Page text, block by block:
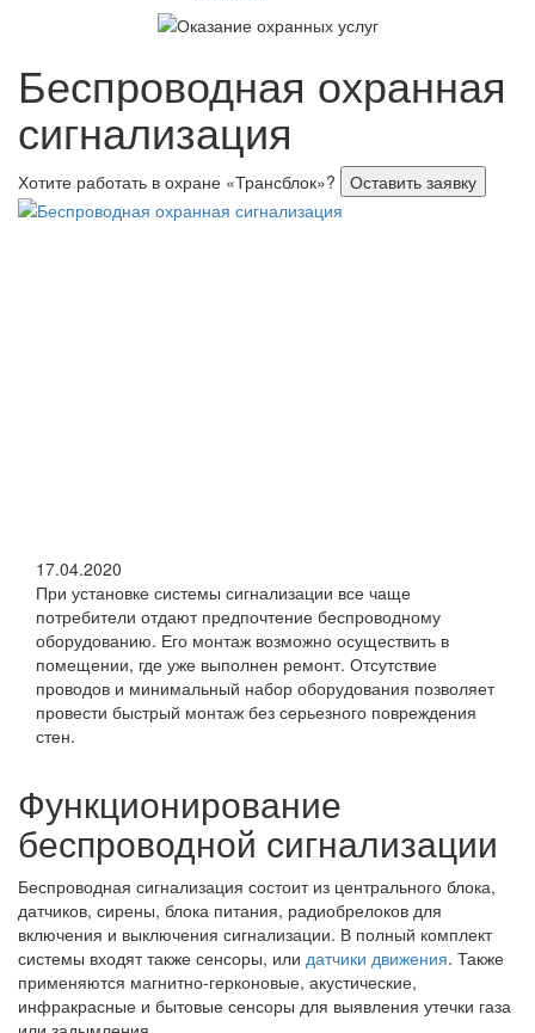
Беспроводная охранная
сигнализация
Хотите работать в охране «Трансблок»? Оставить заявку
17.04.2020
При установке системы сигнализации все чаще
потребители отдают предпочтение беспроводному
оборудованию. Его монтаж возможно осуществить в
помещении, где уже выполнен ремонт. Отсутствие
проводов и минимальный набор оборудования позволяет
провести быстрый монтаж без серьезного повреждения
стен.
Функционирование
беспроводной сигнализации
Беспроводная сигнализация состоит из центрального блока,
датчиков, сирены, блока питания, радиобрелоков для
включения и выключения сигнализации. В полный комплект
системы входят также сенсоры, или датчики движения. Также
применяются магнитно-герконовые, акустические,
инфракрасные и бытовые сенсоры для выявления утечки газа